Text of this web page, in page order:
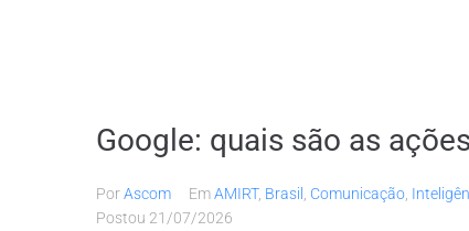
Google: quais são as
PorAscom EmAMIRT, Brasil Comunicação
Postou 21/07/2026